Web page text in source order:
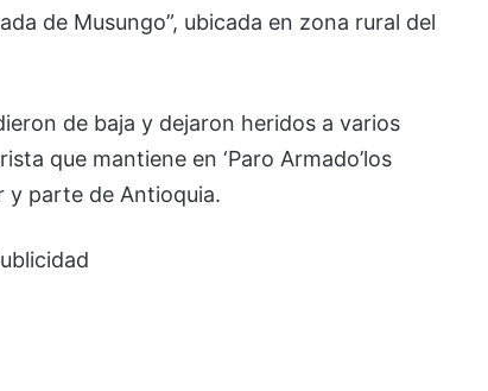
de Musungo”, ubicada en zona rural del
de baja y dejaron heridos a varios
que mantiene en ‘Paro Armado’los
y parte de Antioquia.